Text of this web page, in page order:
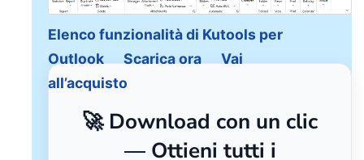
Elenco funzionalità di Kutools per
Outlook
Scarica ora
Vai
all’acquisto
🚀 Download con un clic
— Ottieni tutti i